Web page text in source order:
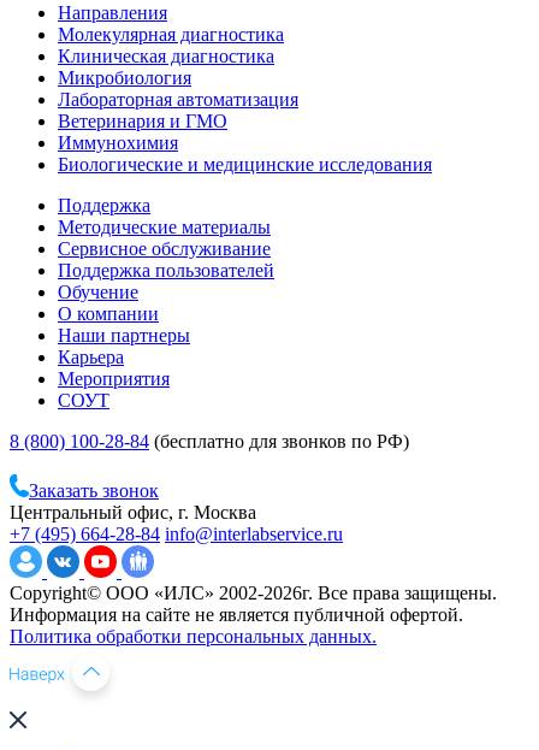
Направления
Молекулярная диагностика
Клиническая диагностика
Микробиология
Лабораторная автоматизация
Ветеринария и ГМО
Иммунохимия
Биологические и медицинские исследования
Поддержка
Методические материалы
Сервисное обслуживание
Поддержка пользователей
Обучение
О компании
Наши партнеры
Карьера
Мероприятия
СОУТ
8 (800) 100-28-84 (бесплатно для звонков по РФ)
Заказать звонок
Центральный офис, г. Москва
+7 (495) 664-28-84 info@interlabservice.ru
Copyright© ООО «ИЛС» 2002-2026г. Все права защищены.
Информация на сайте не является публичной офертой.
Политика обработки персональных данных.